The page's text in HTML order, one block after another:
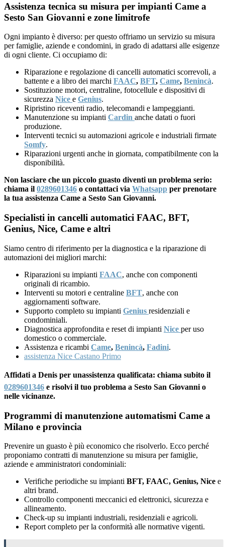
Assistenza tecnica su misura per impianti Came a
Sesto San Giovanni e zone limitrofe
Ogni impianto è diverso: per questo offriamo un servizio su misura
per famiglie, aziende e condomini, in grado di adattarsi alle esigenze
di ogni cliente. Ci occupiamo di:
Riparazione e regolazione di cancelli automatici scorrevoli, a
battente e a libro dei marchi FAAC, BFT, Came, Benincà.
Sostituzione motori, centraline, fotocellule e dispositivi di
sicurezza Nice e Genius.
Ripristino riceventi radio, telecomandi e lampeggianti.
Manutenzione su impianti Cardin anche datati o fuori
produzione.
Interventi tecnici su automazioni agricole e industriali firmate
Somfy.
Riparazioni urgenti anche in giornata, compatibilmente con la
disponibilità.
Non lasciare che un piccolo guasto diventi un problema serio:
chiama il 0289601346 o contattaci via Whatsapp per prenotare
la tua assistenza Came a Sesto San Giovanni.
Specialisti in cancelli automatici FAAC, BFT,
Genius, Nice, Came e altri
Siamo centro di riferimento per la diagnostica e la riparazione di
automazioni dei migliori marchi:
Riparazioni su impianti FAAC, anche con componenti
originali di ricambio.
Interventi su motori e centraline BFT, anche con
aggiornamenti software.
Supporto completo su impianti Genius residenziali e
condominiali.
Diagnostica approfondita e reset di impianti Nice per uso
domestico o commerciale.
Assistenza e ricambi Came, Benincà, Fadini.
assistenza Nice Castano Primo
Affidati a Denis per unassistenza qualificata: chiama subito il
0289601346 e risolvi il tuo problema a Sesto San Giovanni o
nelle vicinanze.
Programmi di manutenzione automatismi Came a
Milano e provincia
Prevenire un guasto è più economico che risolverlo. Ecco perché
proponiamo contratti di manutenzione su misura per famiglie,
aziende e amministratori condominiali:
Verifiche periodiche su impianti BFT, FAAC, Genius, Nice e
altri brand.
Controllo componenti meccanici ed elettronici, sicurezza e
allineamento.
Check-up su impianti industriali, residenziali e agricoli.
Report completo per la conformità alle normative vigenti.